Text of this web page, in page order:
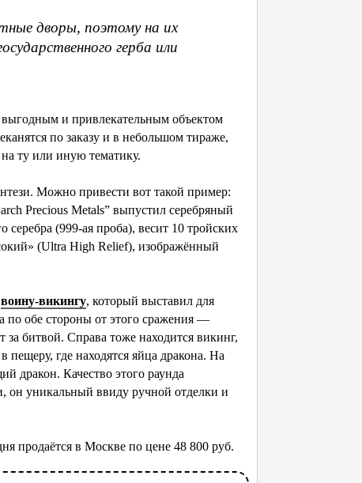
дворы, поэтому на их
герба или
и привлекательным объектом
по заказу и в небольшом тираже,
ту или иную тематику.
Можно привести вот такой пример:
Precious Metals” выпустил серебряный
(999-ая проба), весит 10 тройских
(Ultra High Relief), изображённый
воину-викингу, который выставил для
по обе стороны от этого сражения —
битвой. Справа тоже находится викинг,
где находятся яйца дракона. На
дракон. Качество этого раунда
он уникальный ввиду ручной отделки и
продаётся в Москве по цене 48 800 руб.